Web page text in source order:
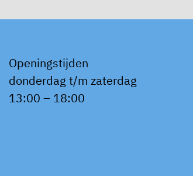
Openingstijden
donderdag t/m zaterdag
13:00 – 18:00